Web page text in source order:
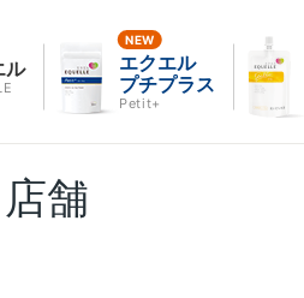
ル
エクエル
プチプラス
Petit+
舗